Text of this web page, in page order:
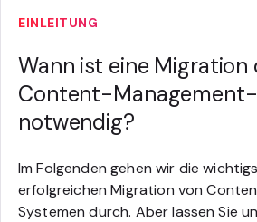
EINLEITUNG
Wann ist eine Migration
Content-
notwendig?
Im Folgenden gehen wir die
erfolgreichen Migration von
Systemen durch. Aber lassen Sie